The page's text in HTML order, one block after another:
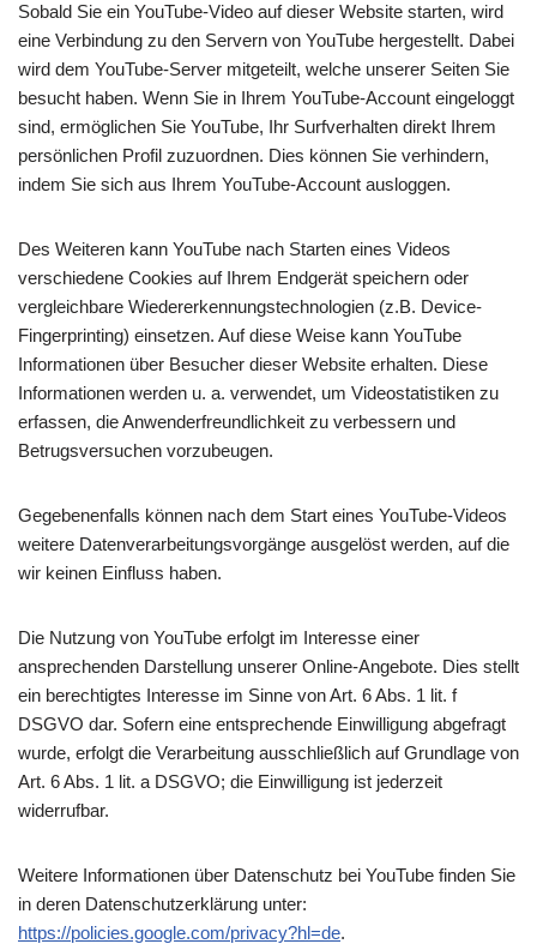
Sobald Sie ein YouTube-Video auf dieser Website starten, wird
eine Verbindung zu den Servern von YouTube hergestellt. Dabei
wird dem YouTube-Server mitgeteilt, welche unserer Seiten Sie
besucht haben. Wenn Sie in Ihrem YouTube-Account eingeloggt
sind, ermöglichen Sie YouTube, Ihr Surfverhalten direkt Ihrem
persönlichen Profil zuzuordnen. Dies können Sie verhindern,
indem Sie sich aus Ihrem YouTube-Account ausloggen.
Des Weiteren kann YouTube nach Starten eines Videos
verschiedene Cookies auf Ihrem Endgerät speichern oder
vergleichbare Wiedererkennungstechnologien (z.B. Device-
Fingerprinting) einsetzen. Auf diese Weise kann YouTube
Informationen über Besucher dieser Website erhalten. Diese
Informationen werden u. a. verwendet, um Videostatistiken zu
erfassen, die Anwenderfreundlichkeit zu verbessern und
Betrugsversuchen vorzubeugen.
Gegebenenfalls können nach dem Start eines YouTube-Videos
weitere Datenverarbeitungsvorgänge ausgelöst werden, auf die
wir keinen Einfluss haben.
Die Nutzung von YouTube erfolgt im Interesse einer
ansprechenden Darstellung unserer Online-Angebote. Dies stellt
ein berechtigtes Interesse im Sinne von Art. 6 Abs. 1 lit. f
DSGVO dar. Sofern eine entsprechende Einwilligung abgefragt
wurde, erfolgt die Verarbeitung ausschließlich auf Grundlage von
Art. 6 Abs. 1 lit. a DSGVO; die Einwilligung ist jederzeit
widerrufbar.
Weitere Informationen über Datenschutz bei YouTube finden Sie
in deren Datenschutzerklärung unter:
https://policies.google.com/privacy?hl=de.